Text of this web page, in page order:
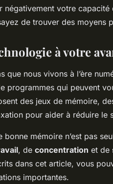
négativement votre
de trouver des moyens
à votre
que nous vivons à l’ère
programmes qui peuvent
des jeux de mémoire,
pour aider à réduire le
bonne mémoire n’est pas
, de concentration et de
dans cet article, vous
importantes.